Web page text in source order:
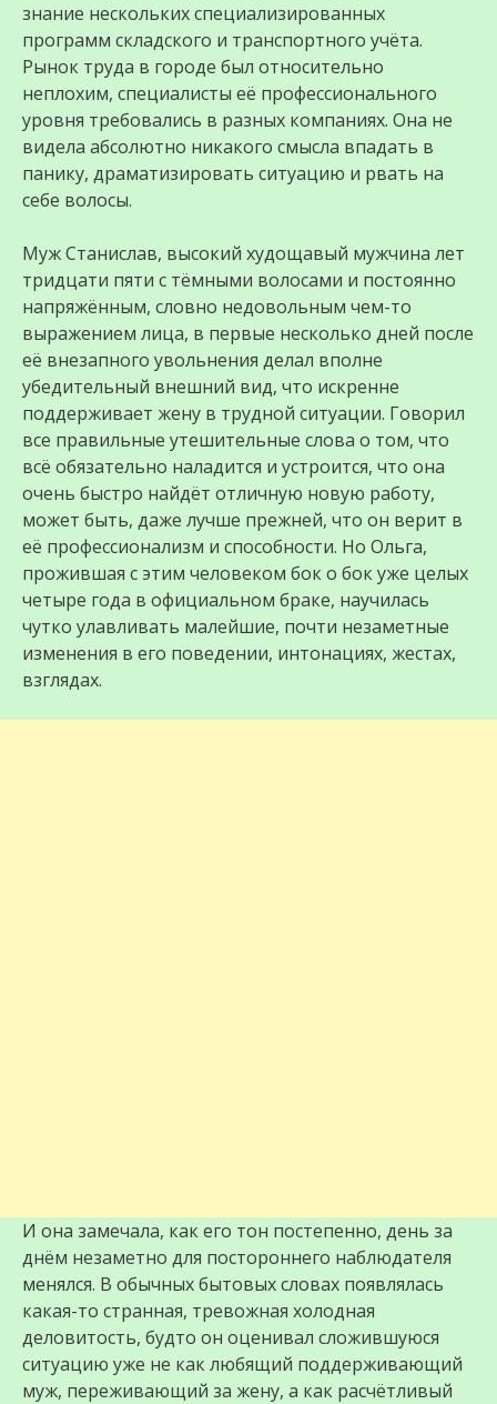
знание нескольких специализированных
программ складского и транспортного учёта.
Рынок труда в городе был относительно
неплохим, специалисты её профессионального
уровня требовались в разных компаниях. Она не
видела абсолютно никакого смысла впадать в
панику, драматизировать ситуацию и рвать на
себе волосы.
Муж Станислав, высокий худощавый мужчина лет
тридцати пяти с тёмными волосами и постоянно
напряжённым, словно недовольным чем-то
выражением лица, в первые несколько дней после
её внезапного увольнения делал вполне
убедительный внешний вид, что искренне
поддерживает жену в трудной ситуации. Говорил
все правильные утешительные слова о том, что
всё обязательно наладится и устроится, что она
очень быстро найдёт отличную новую работу,
может быть, даже лучше прежней, что он верит в
её профессионализм и способности. Но Ольга,
прожившая с этим человеком бок о бок уже целых
четыре года в официальном браке, научилась
чутко улавливать малейшие, почти незаметные
изменения в его поведении, интонациях, жестах,
взглядах.
И она замечала, как его тон постепенно, день за
днём незаметно для постороннего наблюдателя
менялся. В обычных бытовых словах появлялась
какая-то странная, тревожная холодная
деловитость, будто он оценивал сложившуюся
ситуацию уже не как любящий поддерживающий
муж, переживающий за жену, а как расчётливый